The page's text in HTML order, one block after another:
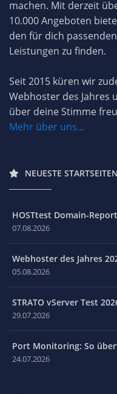
machen. Mit derzeit
10.000 Angeboten
den für dich
Leistungen zu finden.
Seit 2015 küren wir
Webhoster des Jahres
über deine Stimme
Mehr über uns...
NEUESTE
HOSTtest Domain-
07.08.2026
Webhoster des Jahres
05.08.2026
STRATO vServer Test
29.07.2026
Port Monitoring: So
24.07.2026